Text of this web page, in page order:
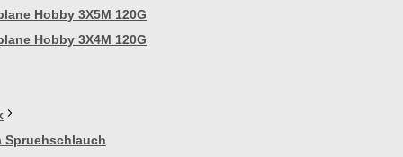
Hobby 3X5M 120G
Hobby 3X4M 120G
Spruehschlauch